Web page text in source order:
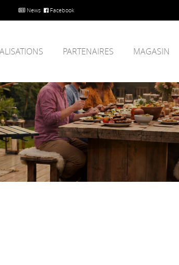
News Facebook
PARTENAIRES MAGASIN